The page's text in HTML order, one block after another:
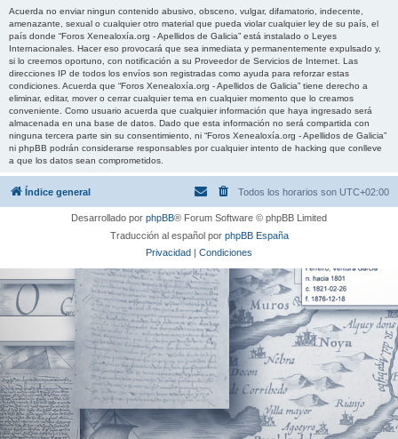
Acuerda no enviar ningun contenido abusivo, obsceno, vulgar, difamatorio, indecente,
amenazante, sexual o cualquier otro material que pueda violar cualquier ley de su país, el
país donde “Foros Xenealoxía.org - Apellidos de Galicia” está instalado o Leyes
Internacionales. Hacer eso provocará que sea inmediata y permanentemente expulsado y,
si lo creemos oportuno, con notificación a su Proveedor de Servicios de Internet. Las
direcciones IP de todos los envíos son registradas como ayuda para reforzar estas
condiciones. Acuerda que “Foros Xenealoxía.org - Apellidos de Galicia” tiene derecho a
eliminar, editar, mover o cerrar cualquier tema en cualquier momento que lo creamos
conveniente. Como usuario acuerda que cualquier información que haya ingresado será
almacenada en una base de datos. Dado que esta información no será compartida con
ninguna tercera parte sin su consentimiento, ni “Foros Xenealoxía.org - Apellidos de Galicia”
ni phpBB podrán considerarse responsables por cualquier intento de hacking que conlleve
a que los datos sean comprometidos.
Índice general Todos los horarios son UTC+02:00
Desarrollado por phpBB® Forum Software © phpBB Limited
Traducción al español por phpBB España
Privacidad | Condiciones